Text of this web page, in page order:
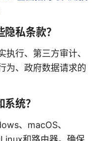
私条款？
执行、第三方审计、
为、政府数据请求的
统？
、macOS、